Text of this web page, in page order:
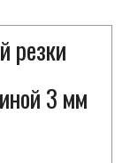
резки
3 мм